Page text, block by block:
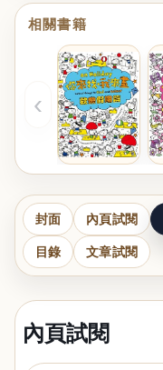
相關書籍
‹
封面 內頁試閱
目錄 文章試閱
內頁試閱